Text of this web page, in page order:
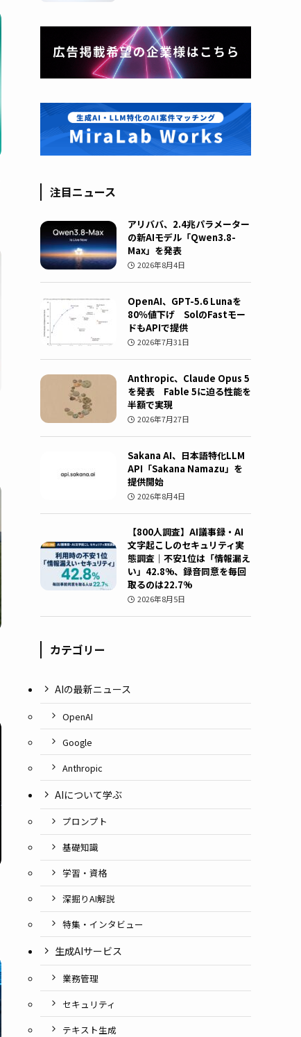
注目ニュース
アリババ、2.4兆パラメーター
の新AIモデル「Qwen3.8-
Max」を発表
2026年8月4日
OpenAI、GPT-5.6 Lunaを
80％値下げ SolのFastモー
ドもAPIで提供
2026年7月31日
Anthropic、Claude Opus 5
を発表 Fable 5に迫る性能を
半額で実現
2026年7月27日
Sakana AI、日本語特化LLM
API「Sakana Namazu」を
提供開始
2026年8月4日
【800人調査】AI議事録・AI
文字起こしのセキュリティ実
態調査｜不安1位は「情報漏え
い」42.8%、録音同意を毎回
取るのは22.7%
2026年8月5日
カテゴリー
AIの最新ニュース
OpenAI
Google
Anthropic
AIについて学ぶ
プロンプト
基礎知識
学習・資格
深掘りAI解説
特集・インタビュー
生成AIサービス
業務管理
セキュリティ
テキスト生成